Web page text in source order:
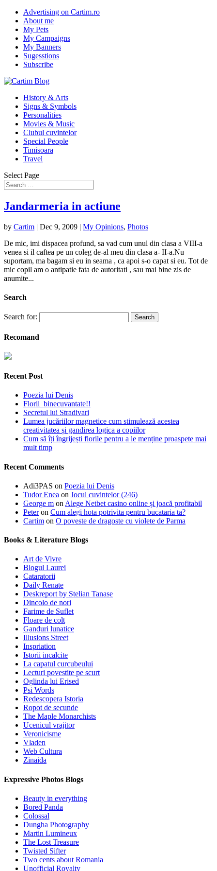
Advertising on Cartim.ro
About me
My Pets
My Campaigns
My Banners
Sugesstions
Subscribe
History & Arts
Signs & Symbols
Personalities
Movies & Music
Clubul cuvintelor
Special People
Timisoara
Travel
Select Page
Jandarmeria in actiune
by Cartim | Dec 9, 2009 | My Opinions, Photos
De mic, imi dispacea profund, sa vad cum unul din clasa a VIII-a
venea si il caftea pe un coleg de-al meu din clasa a- II-a.Nu
suportam, ma bagam si eu in seama , ca apoi s-o capat si eu. Tot de
mic copil am o antipatie fata de autoritati , sau mai bine zis de
anumite...
Search
Search for:
Recomand
Recent Post
Poezia lui Denis
Florii binecuvantate!!
Secretul lui Stradivari
Lumea jucăriilor magnetice cum stimulează acestea
creativitatea și gandirea logica a copiilor
Cum să îți îngrijești florile pentru a le menține proaspete mai
mult timp
Recent Comments
Adi3PAS on Poezia lui Denis
Tudor Enea on Jocul cuvintelor (246)
George m on Alege Netbet casino online și joacă profitabil
Peteron Cum alegi hota potrivita pentru bucataria ta?
Cartim on O poveste de dragoste cu violete de Parma
Books & Literature Blogs
Art de Vivre
Blogul Laurei
Cataratorii
Daily Renate
Deskreport by Stelian Tanase
Dincolo de nori
Farime de Suflet
Floare de colt
Ganduri lunatice
Illusions Street
Inspriation
Istorii incalcite
La capatul curcubeului
Lecturi povestite pe scurt
Oglinda lui Erised
Psi Words
Redescopera Istoria
Ropot de secunde
The Maple Monarchists
Ucenicul vrajitor
Veronicisme
Vladen
Web Cultura
Zinaida
Expressive Photos Blogs
Beauty in everything
Bored Panda
Colossal
Dungha Photography
Martin Lumineux
The Lost Treasure
Twisted Sifter
Two cents about Romania
Unofficial Royalty